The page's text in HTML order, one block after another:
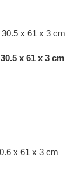
x 61 x 3 cm